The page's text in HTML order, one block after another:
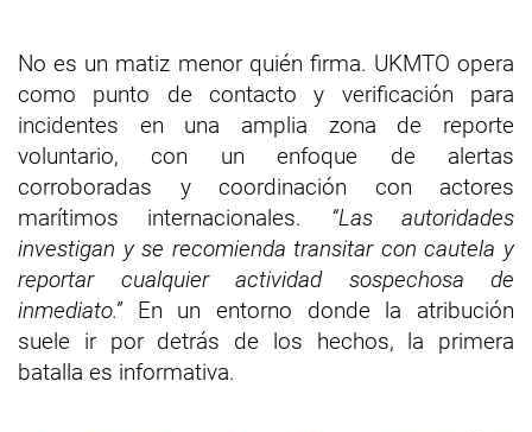
No es un matiz menor quién firma. UKMTO opera
como punto de contacto y verificación para
incidentes en una amplia zona de reporte
voluntario, con un enfoque de alertas
corroboradas y coordinación con actores
marítimos internacionales. “Las autoridades
investigan y se recomienda transitar con cautela y
reportar cualquier actividad sospechosa de
inmediato.”En un entorno donde la atribución
suele ir por detrás de los hechos, la primera
batalla es informativa.